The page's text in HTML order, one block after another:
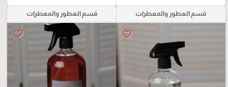
قسم العطور والمعطرات
favorite_border
قسم العطور والمعطرات
favorite_border